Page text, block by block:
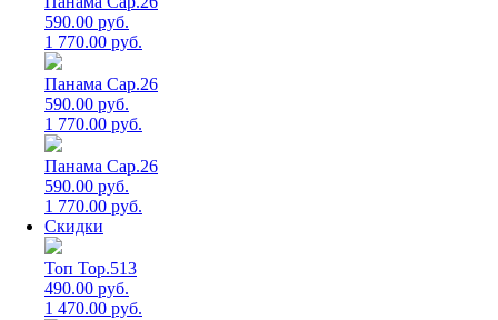
590.00 руб.
1 770.00 руб.
Панама Cap.26
590.00 руб.
1 770.00 руб.
Панама Cap.26
590.00 руб.
1 770.00 руб.
Скидки
Топ Top.513
490.00 руб.
1 470.00 руб.